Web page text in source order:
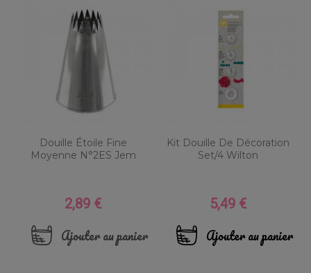
Douille Étoile Fine
Moyenne N°2ES Jem
Prix
2,89 €
Ajouter au panier
Kit Douille De Décoration
Set/4 Wilton
Prix
5,49 €
Ajouter au panier